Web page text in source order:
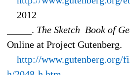
2012
_____. The Sketch Book of
Online at Project Gutenberg.
http://www.gutenberg.org/